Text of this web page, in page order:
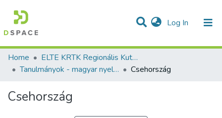
Log In (current)
Communities & Collections
Statistics
All of DSpace
Home
ELTE KRTK Regionális Kutatások Intézete
Tanulmányok - magyar nyelvű (RKI)
Csehország
Csehország